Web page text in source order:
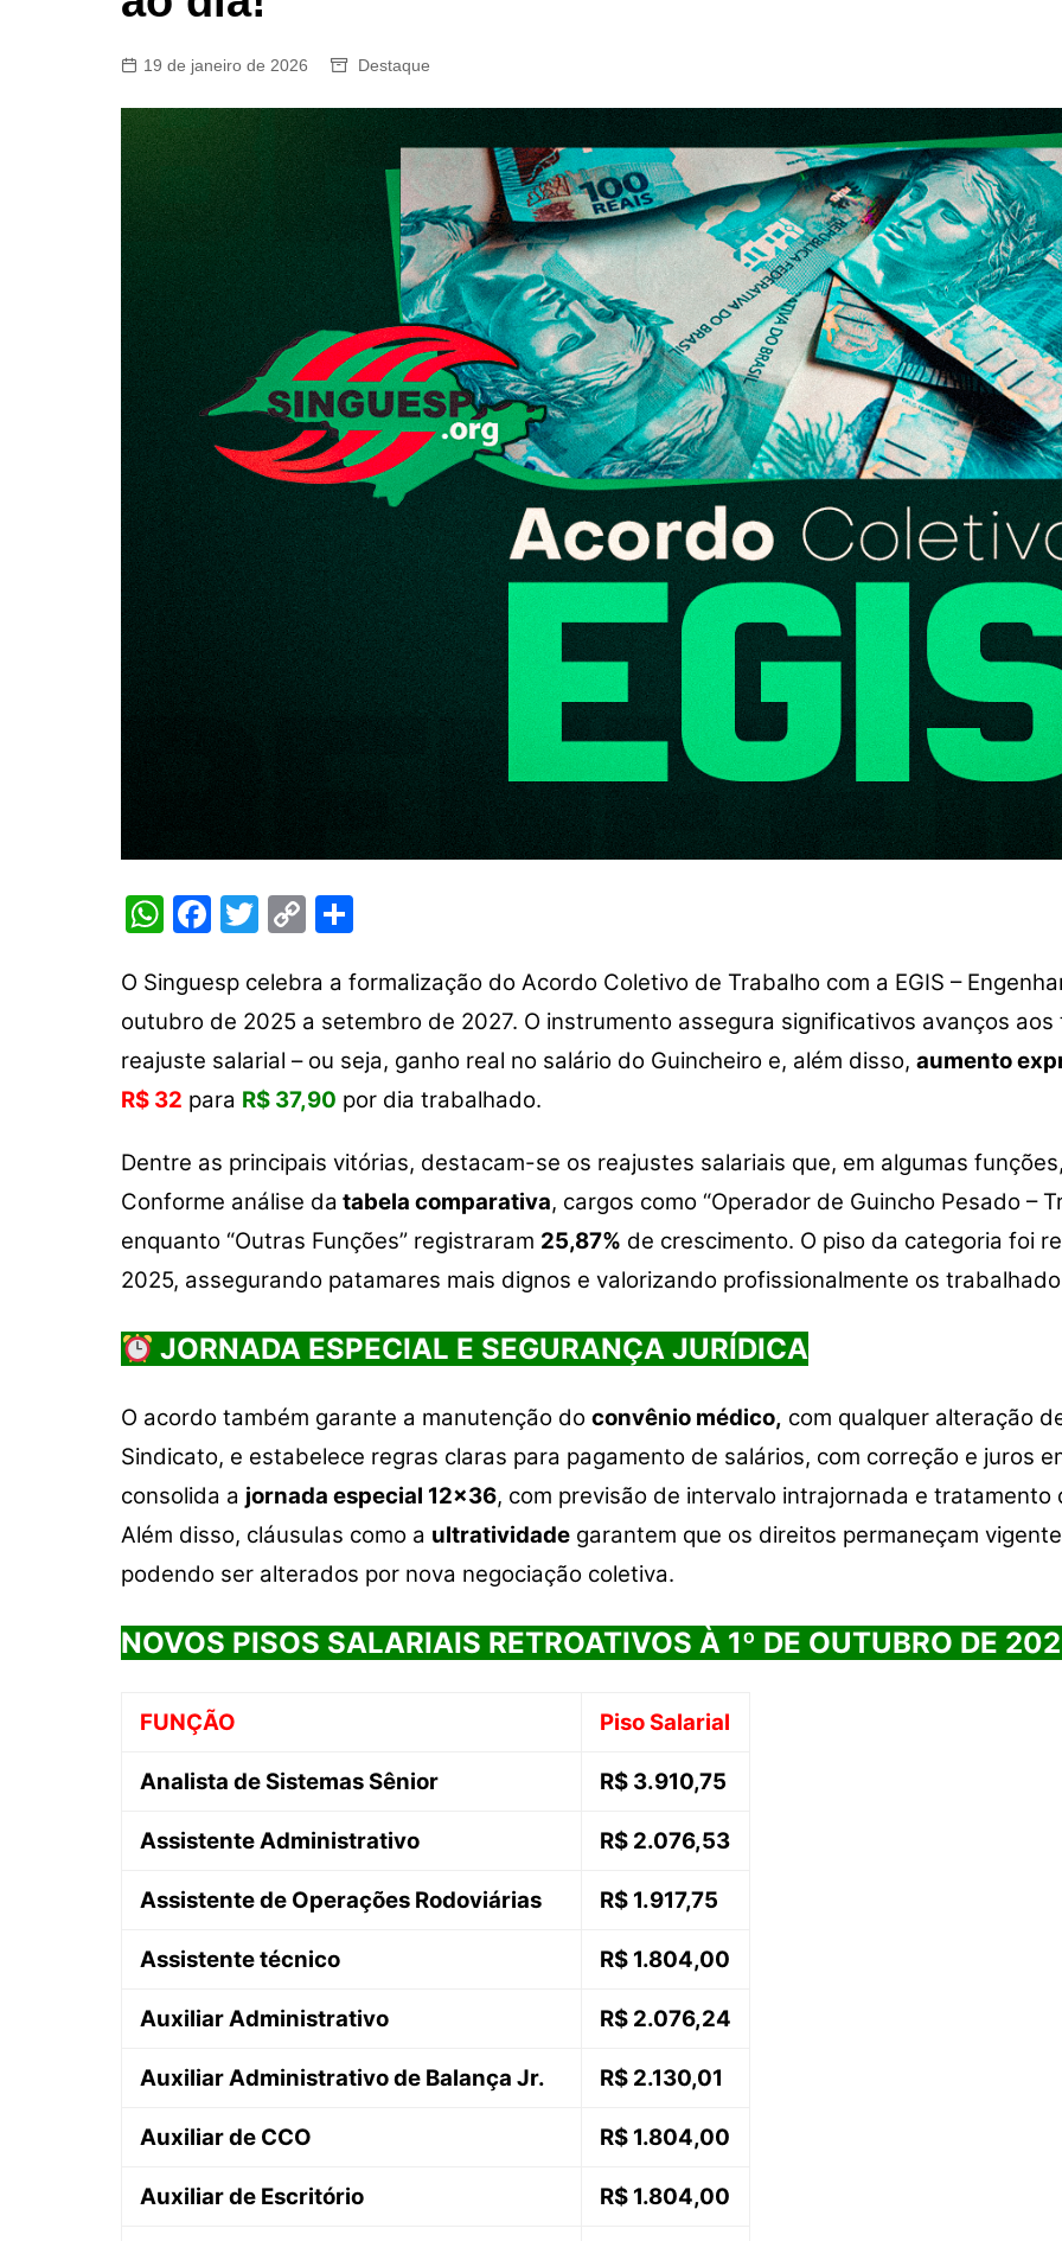
Turismo e
Óticas
Oftalmologista
Odontologia
19 de janeiro de 2026 Destaque
W
at
s
A
p
F
c
e
b
o
k
T
itt
er
C
p
y
Li
n
k
ar
e
O Singuesp celebra a formalização do Acordo Coletivo de Trabalho com a EGIS –
outubro de 2025 a setembro de 2027. O instrumento assegura significativos avanços
reajuste salarial – ou seja, ganho real no salário do Guincheiro e, além disso, aumento
R$ 32 para R$ 37,90 por dia trabalhado.
Dentre as principais vitórias, destacam-se os reajustes salariais que, em algumas
Conforme análise da tabela comparativa, cargos como “Operador de Guincho Pesado –
enquanto “Outras Funções” registraram 25,87% de crescimento. O piso da categoria foi
2025, assegurando patamares mais dignos e valorizando profissionalmente os
JORNADA ESPECIAL E SEGURANÇA JURÍDICA
O acordo também garante a manutenção do convênio médico, com qualquer alteração
Sindicato, e estabelece regras claras para pagamento de salários, com correção e juros
consolida a jornada especial 12×36, com previsão de intervalo intrajornada e
Além disso, cláusulas como a ultratividade garantem que os direitos permaneçam
podendo ser alterados por nova negociação coletiva.
NOVOS PISOS SALARIAIS RETROATIVOS À 1º DE OUTUBRO DE
FUNÇÃO Piso Salarial
Analista de Sistemas Sênior R$ 3.910,75
Assistente Administrativo R$ 2.076,53
Assistente de Operações Rodoviárias R$ 1.917,75
Assistente técnico R$ 1.804,00
Auxiliar Administrativo R$ 2.076,24
Auxiliar Administrativo de Balança Jr. R$ 2.130,01
Auxiliar de CCO R$ 1.804,00
Auxiliar de Escritório R$ 1.804,00